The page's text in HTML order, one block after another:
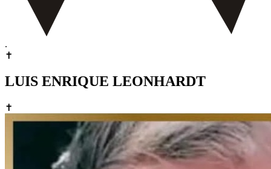
.
✝
LUIS ENRIQUE LEONHARDT
✝